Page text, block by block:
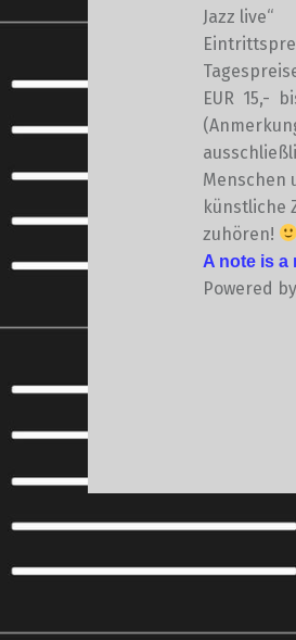
Jazz live“
EUR 15,-
Menschen
künstliche
zuhören!
A note is a
Powered by